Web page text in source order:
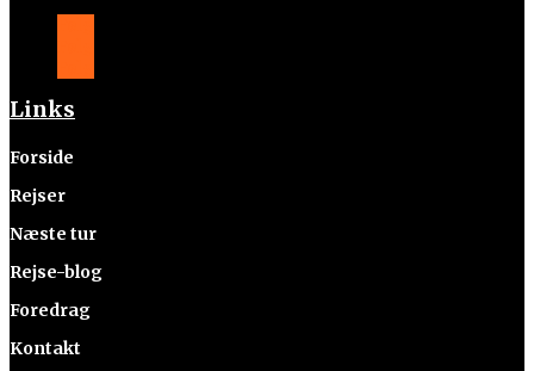
Links
Forside
Rejser
Næste tur
Rejse-blog
Foredrag
Kontakt